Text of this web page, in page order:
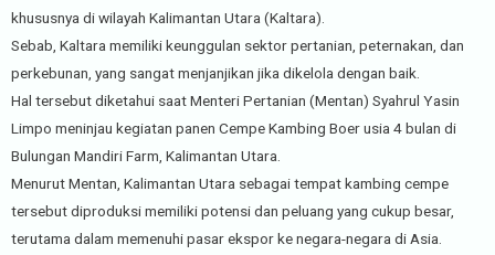
khususnya di wilayah Kalimantan Utara (Kaltara).
Sebab, Kaltara memiliki keunggulan sektor pertanian, peternakan, dan
perkebunan, yang sangat menjanjikan jika dikelola dengan baik.
Hal tersebut diketahui saat Menteri Pertanian (Mentan) Syahrul Yasin
Limpo meninjau kegiatan panen Cempe Kambing Boer usia 4 bulan di
Bulungan Mandiri Farm, Kalimantan Utara.
Menurut Mentan, Kalimantan Utara sebagai tempat kambing cempe
tersebut diproduksi memiliki potensi dan peluang yang cukup besar,
terutama dalam memenuhi pasar ekspor ke negara-negara di Asia.